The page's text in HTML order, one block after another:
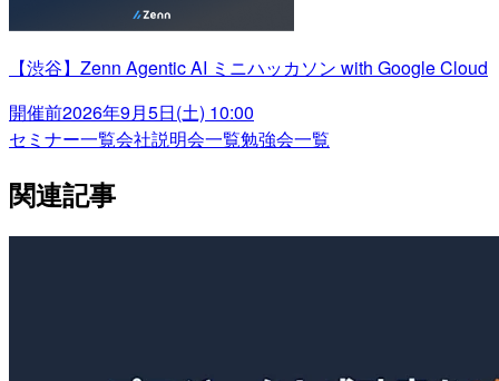
【渋谷】Zenn Agentic AI ミニハッカソン with Google Cloud
開催前2026年9月5日(土) 10:00
セミナー一覧会社説明会一覧勉強会一覧
関連記事